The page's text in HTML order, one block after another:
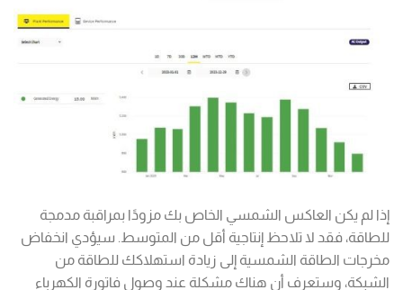
إذا لم يكن العاكس الشمسي الخاص بك مزودًا بمراقبة مدمجة
للطاقة، فقد لا تلاحظ إنتاجية أقل من المتوسط. سيؤدي انخفاض
مخرجات الطاقة الشمسية إلى زيادة استهلاكك للطاقة من
الشبكة، وستعرف أن هناك مشكلة عند وصول فاتورة الكهرباء